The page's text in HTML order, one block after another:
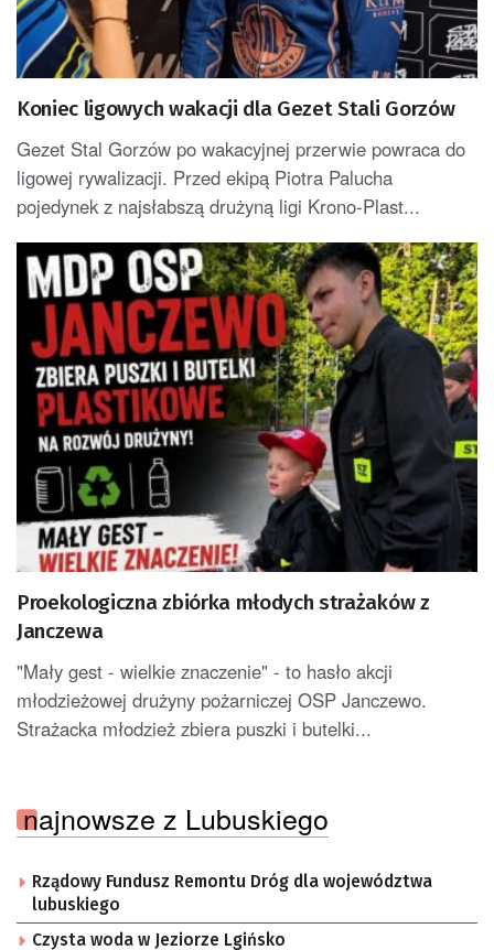
Koniec ligowych wakacji dla Gezet Stali Gorzów
Gezet Stal Gorzów po wakacyjnej przerwie powraca do
ligowej rywalizacji. Przed ekipą Piotra Palucha
pojedynek z najsłabszą drużyną ligi Krono-Plast...
Proekologiczna zbiórka młodych strażaków z
Janczewa
"Mały gest - wielkie znaczenie" - to hasło akcji
młodzieżowej drużyny pożarniczej OSP Janczewo.
Strażacka młodzież zbiera puszki i butelki...
najnowsze z Lubuskiego
Rządowy Fundusz Remontu Dróg dla województwa
lubuskiego
Czysta woda w Jeziorze Lgińsko